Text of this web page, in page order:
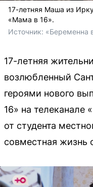
17-летняя Маша из
«Мама в 16».
Источник: «Беременна
17-летняя
возлюбленный
героями нового
16» на
от студента
совместная жизнь